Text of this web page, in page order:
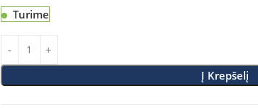
Turime
Į Krepšelį